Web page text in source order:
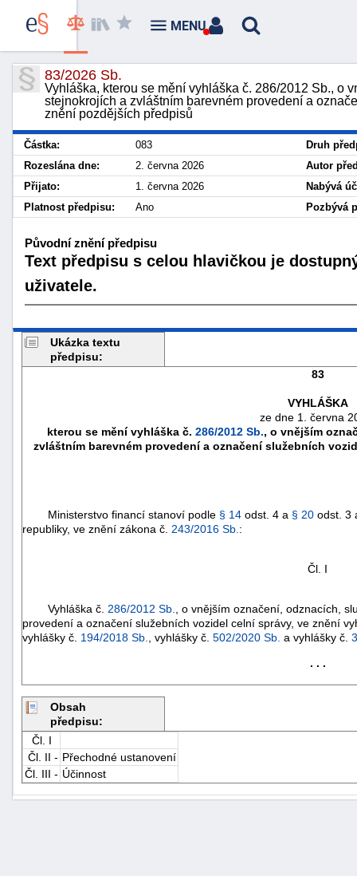
83/2026 Sb.
Vyhláška, kterou se mění vyhláška č. 286/2012 Sb., o
stejnokrojích a zvláštním barevném provedení a
znění pozdějších předpisů
Částka: 083
Druh
Rozeslána dne:
2. června 2026
Autor
Přijato:
1. června 2026
Nabývá
Platnost předpisu:
Ano Pozbývá
Původní znění předpisu
Text předpisu s celou hlavičkou je
uživatele.
Ukázka textu
předpisu:
83
VYHLÁŠKA
ze dne 1. června
kterou se mění vyhláška č. 286/2012 Sb., o vnějším
zvláštním barevném provedení a označení služebních
Ministerstvo financí stanoví podle § 14 odst. 4 a § 20 odst. 3
republiky, ve znění zákona č. 243/2016 Sb. :
Čl. I
Vyhláška č. 286/2012 Sb.
, o vnějším označení, odznacích,
provedení a označení služebních vozidel celní správy, ve znění
vyhlášky č. 194/2018 Sb. , vyhlášky č. 502/2020 Sb. a vyhlášky č.
. . .
Obsah
předpisu:
Čl. I
Čl. II - Přechodné ustanovení
Čl. III - Účinnost
MENU
škody